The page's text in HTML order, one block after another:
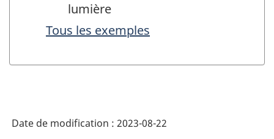
lumière
Tous les exemples
Date de modification : 2023-08-22